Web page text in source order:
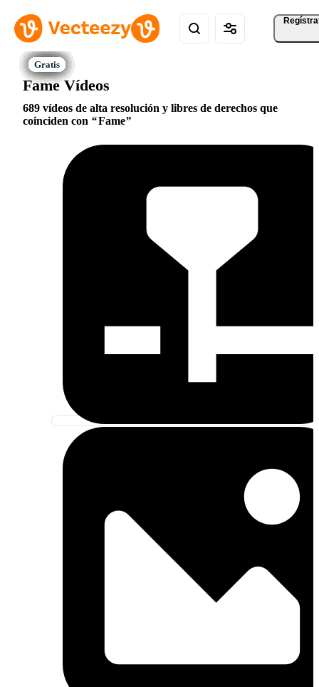
Fame Vídeos
689 vídeos de alta resolución y libres de derechos que
coinciden con
Fame